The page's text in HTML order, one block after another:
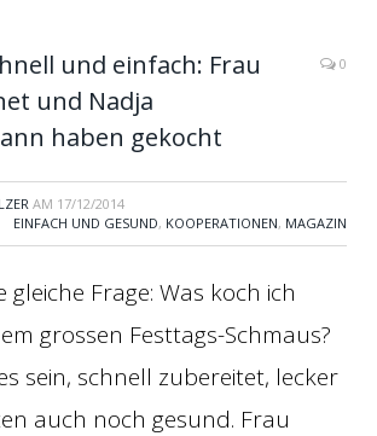
und einfach: Frau
und Nadja
haben gekocht
0
AM 17/12/2014
EINFACH UND GESUND, KOOPERATIONEN, MAGAZIN
gleiche Frage: Was koch ich
grossen Festtags-Schmaus?
sein, schnell zubereitet, lecker
auch noch gesund. Frau